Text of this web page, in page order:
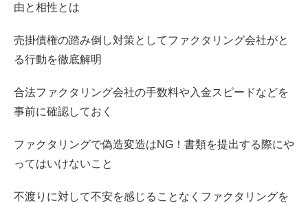
由と相性とは
売掛債権の踏み倒し対策としてファクタリング会社がと
る行動を徹底解明
合法ファクタリング会社の手数料や入金スピードなどを
事前に確認しておく
ファクタリングで偽造変造はNG！書類を提出する際にや
ってはいけないこと
不渡りに対して不安を感じることなくファクタリングを